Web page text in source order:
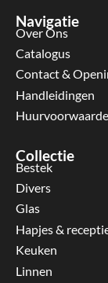
Navigatie
Over Ons
Catalogus
Contact &
Handleidingen
Collectie
Bestek
Divers
Glas
Hapjes &
Keuken
Linnen